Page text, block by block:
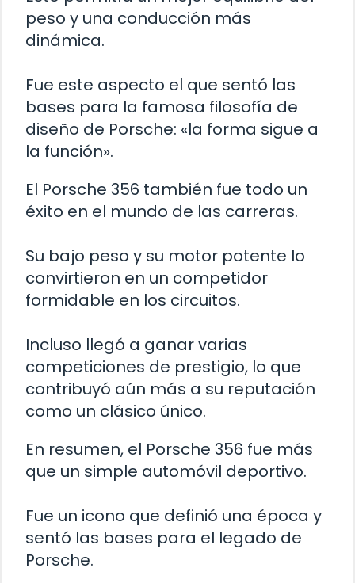
peso y una conducción más
dinámica.
Fue este aspecto el que sentó las
bases para la famosa filosofía de
diseño de Porsche: «la forma sigue a
la función».
El Porsche 356 también fue todo un
éxito en el mundo de las carreras.
Su bajo peso y su motor potente lo
convirtieron en un competidor
formidable en los circuitos.
Incluso llegó a ganar varias
competiciones de prestigio, lo que
contribuyó aún más a su reputación
como un clásico único.
En resumen, el Porsche 356 fue más
que un simple automóvil deportivo.
Fue un icono que definió una época y
sentó las bases para el legado de
Porsche.